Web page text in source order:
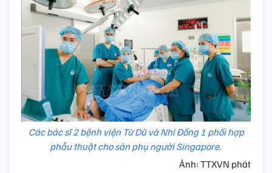
Các bác sĩ 2 bệnh viện Từ Dũ và Nhi Đồng 1 phối hợp
phẫu thuật cho sản phụ người Singapore.
Ảnh: TTXVN phát